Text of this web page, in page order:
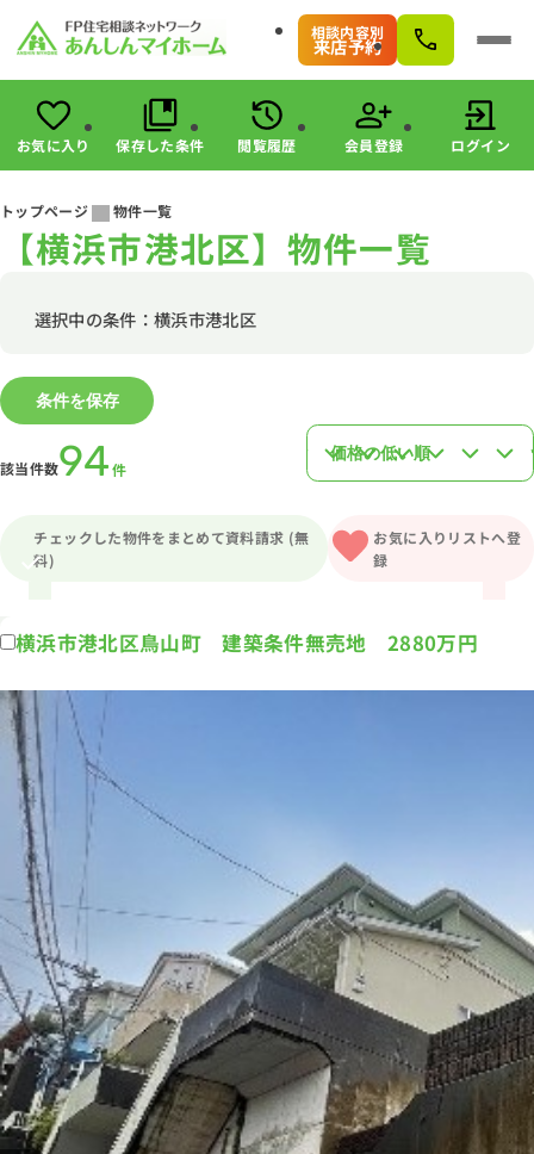
相談内容別
来店予約
会員登録 ログイン
物件検索
エリアから探す
未公開物件の探し方
すまいのお金に関する8つのサービス
マンガで分かる！住宅購入
会社情報
お気に入り 保存した条件 閲覧履歴 会員登録 ログイン
トップページ 物件一覧
【横浜市港北区】物件一覧
選択中の条件：横浜市港北区
条件を保存
該当件数94件
チェックした物件をまとめて資料請求 (無
料)
お気に入りリストへ登
録
横浜市港北区鳥山町 建築条件無売地 2880万円